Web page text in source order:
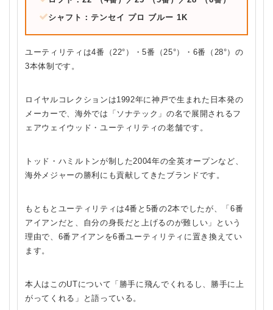
シャフト：テンセイ プロ ブルー 1K
ユーティリティは4番（22°）・5番（25°）・6番（28°）の
3本体制です。
ロイヤルコレクションは1992年に神戸で生まれた日本発の
メーカーで、海外では「ソナテック」の名で展開されるフ
ェアウェイウッド・ユーティリティの老舗です。
トッド・ハミルトンが制した2004年の全英オープンなど、
海外メジャーの勝利にも貢献してきたブランドです。
もともとユーティリティは4番と5番の2本でしたが、「6番
アイアンだと、自分の身長だと上げるのが難しい」という
理由で、6番アイアンを6番ユーティリティに置き換えてい
ます。
本人はこのUTについて「勝手に飛んでくれるし、勝手に上
がってくれる」と語っている。